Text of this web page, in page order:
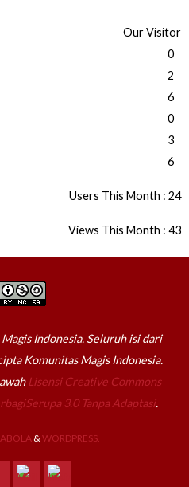
Our Visitor
Users This Month : 24
Views This Month : 43
Indonesia. Seluruh isi dari
Komunitas Magis Indonesia.
Lisensi Creative Commons
3.0 Tanpa Adaptasi.
& WORDPRESS.